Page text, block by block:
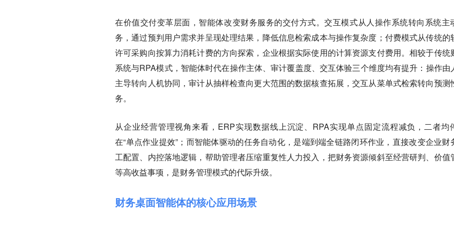
在价值交付变革层面，智能体改变财务服务的交付方式。交互模式从人操作系统转向系统主
务，通过预判用户需求并呈现处理结果，降低信息检索成本与操作复杂度；付费模式从传统的
许可采购向按算力消耗计费的方向探索，企业根据实际使用的计算资源支付费用。相较于传统
系统与RPA模式，智能体时代在操作主体、审计覆盖度、交互体验三个维度均有提升：操作由
主导转向人机协同，审计从抽样检查向更大范围的数据核查拓展，交互从菜单式检索转向预测
务。
从企业经营管理视角来看，ERP实现数据线上沉淀、RPA实现单点固定流程减负，二者均
在“单点作业提效”；而智能体驱动的任务自动化，是端到端全链路闭环作业，直接改变企业财
工配置、内控落地逻辑，帮助管理者压缩重复性人力投入，把财务资源倾斜至经营研判、价值
等高收益事项，是财务管理模式的代际升级。
财务桌面智能体的核心应用场景